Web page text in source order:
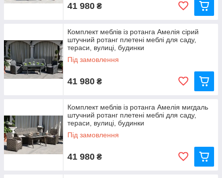
41 980 ₴
Комплект меблів із ротанга Амелія сірий
штучний ротанг плетені меблі для саду,
тераси, вулиці, будинки
Під замовлення
41 980 ₴
Комплект меблів із ротанга Амелія мигдаль
штучний ротанг плетені меблі для саду,
тераси, вулиці, будинки
Під замовлення
41 980 ₴